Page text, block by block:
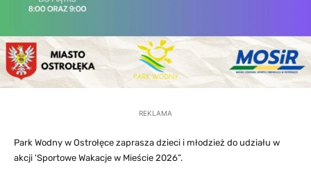
REKLAMA
Park Wodny w Ostrołęce zaprasza dzieci i młodzież do udziału w
akcji 'Sportowe Wakacje w Mieście 2026”.